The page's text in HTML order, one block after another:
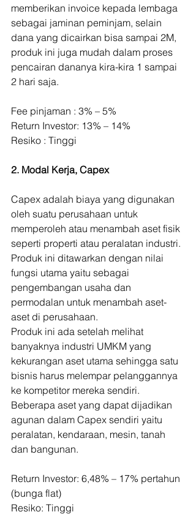
memberikan invoice kepada lembaga
sebagai jaminan peminjam, selain
dana yang dicairkan bisa sampai 2M,
produk ini juga mudah dalam proses
pencairan dananya kira-kira 1 sampai
2 hari saja.
Fee pinjaman : 3% – 5%
Return Investor: 13% – 14%
Resiko : Tinggi
2. Modal Kerja, Capex
Capex adalah biaya yang digunakan
oleh suatu perusahaan untuk
memperoleh atau menambah aset fisik
seperti properti atau peralatan industri.
Produk ini ditawarkan dengan nilai
fungsi utama yaitu sebagai
pengembangan usaha dan
permodalan untuk menambah aset-
aset di perusahaan.
Produk ini ada setelah melihat
banyaknya industri UMKM yang
kekurangan aset utama sehingga satu
bisnis harus melempar pelanggannya
ke kompetitor mereka sendiri.
Beberapa aset yang dapat dijadikan
agunan dalam Capex sendiri yaitu
peralatan, kendaraan, mesin, tanah
dan bangunan.
Return Investor: 6,48% – 17% pertahun
(bunga flat)
Resiko: Tinggi